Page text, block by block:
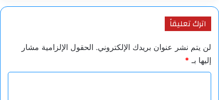
اترك تعليقاً
لن يتم نشر عنوان بريدك الإلكتروني. الحقول الإلزامية مشار
إليها بـ *